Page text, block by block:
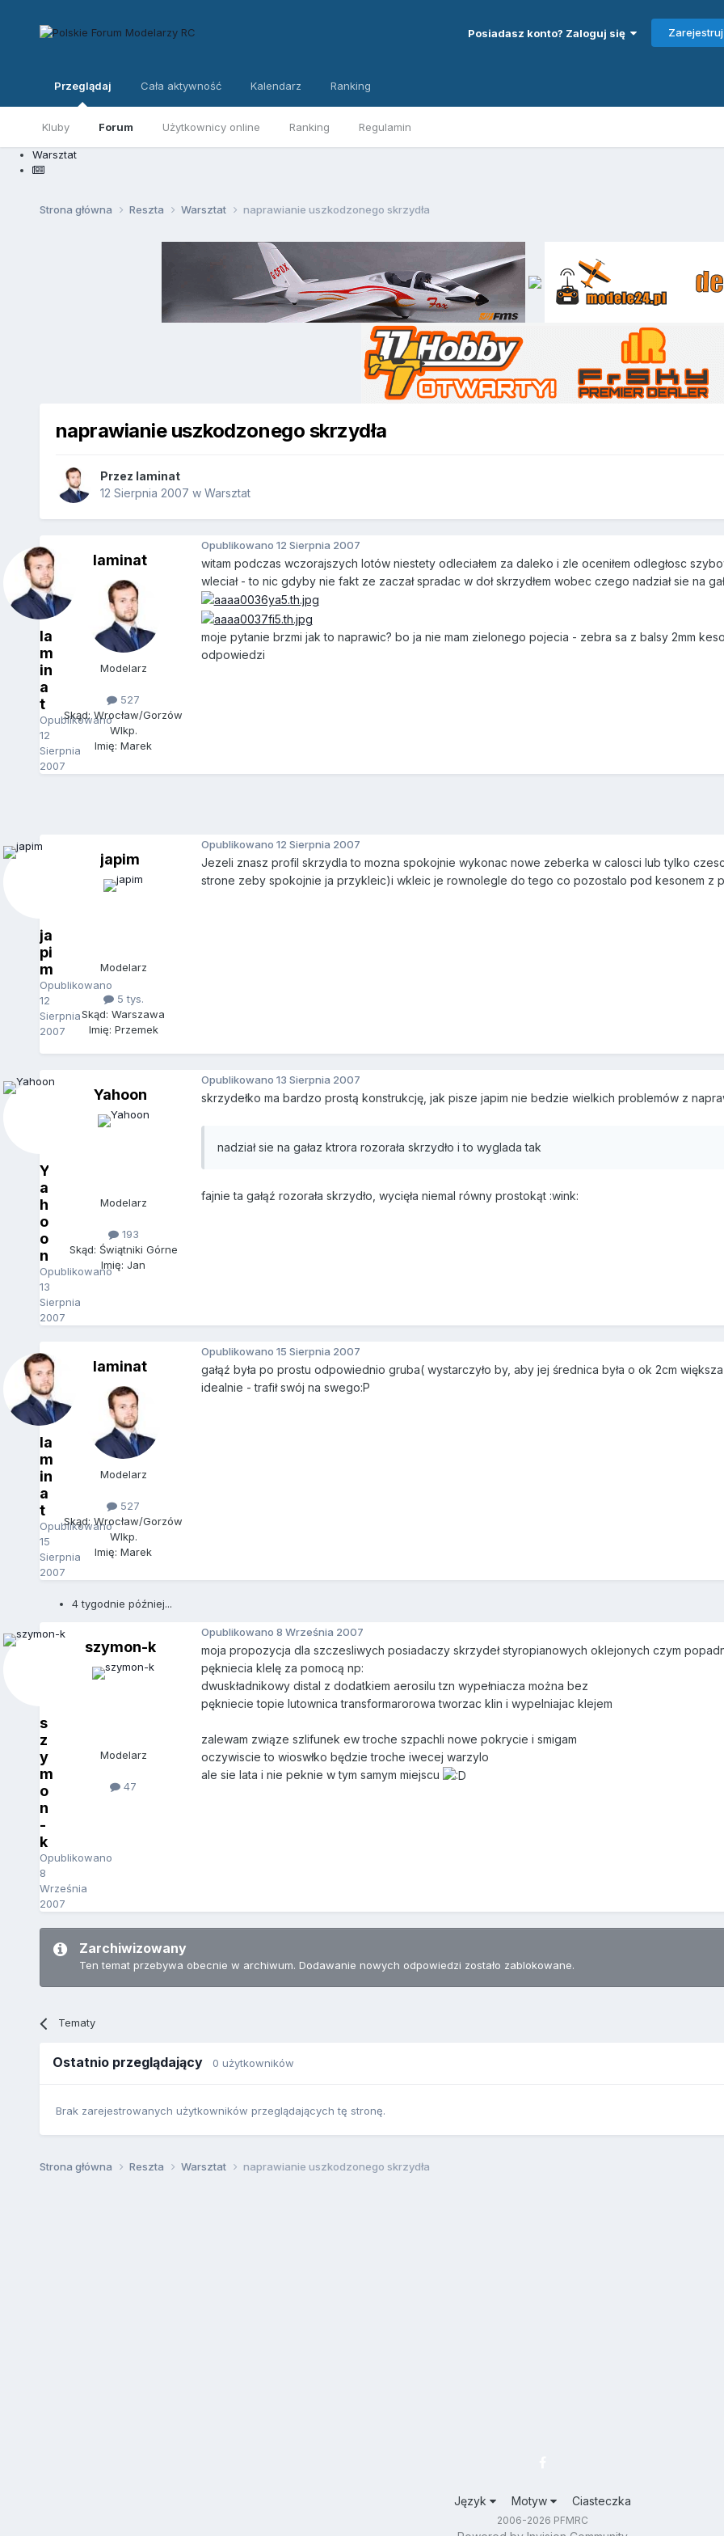
Posiadasz konto? Zaloguj się
Przeglądaj
Kluby Forum Użytkownicy online Ranking Regulamin
Cała aktywność Kalendarz Ranking
Warsztat
Strona główna Reszta Warsztat naprawianie uszkodzonego skrzydła
naprawianie uszkodzonego skrzydła
Przez laminat
12 Sierpnia 2007 w Warsztat
la
m
in
a
t
Opublikowano
12
Sierpnia
2007
laminat
Modelarz
527
Skąd: Wrocław/Gorzów
Wlkp.
Imię: Marek
Opublikowano 12 Sierpnia 2007
witam podczas wczorajszych lotów niestety odleciałem za daleko i zle oceniłem odległosc
wleciał - to nic gdyby nie fakt ze zaczał spradac w doł skrzydłem wobec czego nadział sie na
moje pytanie brzmi jak to naprawic? bo ja nie mam zielonego pojecia - zebra sa z balsy 2mm
odpowiedzi
ja
pi
m
Opublikowano
12
Sierpnia
2007
japim
Modelarz
5 tys.
Skąd: Warszawa
Imię: Przemek
Opublikowano 12 Sierpnia 2007
Jezeli znasz profil skrzydla to mozna spokojnie wykonac nowe zeberka w calosci lub tylko
strone zeby spokojnie ja przykleic)i wkleic je rownolegle do tego co pozostalo pod kesonem z
Y
a
h
o
o
n
Opublikowano
13
Sierpnia
2007
Yahoon
Modelarz
193
Skąd: Świątniki Górne
Imię: Jan
Opublikowano 13 Sierpnia 2007
skrzydełko ma bardzo prostą konstrukcję, jak pisze japim nie bedzie wielkich problemów z
nadział sie na gałaz ktrora rozorała skrzydło i to wyglada tak
fajnie ta gałąź rozorała skrzydło, wycięła niemal równy prostokąt :wink:
la
m
in
a
t
Opublikowano
15
Sierpnia
2007
laminat
Modelarz
527
Skąd: Wrocław/Gorzów
Wlkp.
Imię: Marek
Opublikowano 15 Sierpnia 2007
gałąź była po prostu odpowiednio gruba( wystarczyło by, aby jej średnica była o ok 2cm
idealnie - trafił swój na swego:P
4 tygodnie później...
s
z
y
m
o
n
-
k
Opublikowano
8
Września
2007
szymon-k
Modelarz
47
Opublikowano 8 Września 2007
moja propozycja dla szczesliwych posiadaczy skrzydeł styropianowych oklejonych czym
pękniecia klelę za pomocą np:
dwuskładnikowy distal z dodatkiem aerosilu tzn wypełniacza można bez
pękniecie topie lutownica transformarorowa tworzac klin i wypelniajac klejem
zalewam związe szlifunek ew troche szpachli nowe pokrycie i smigam
oczywiscie to wioswłko będzie troche iwecej warzylo
ale sie lata i nie peknie w tym samym miejscu
Zarchiwizowany
Ten temat przebywa obecnie w archiwum. Dodawanie nowych odpowiedzi zostało zablokowane.
Tematy
Ostatnio przeglądający 0 użytkowników
Brak zarejestrowanych użytkowników przeglądających tę stronę.
Strona główna Reszta Warsztat naprawianie uszkodzonego skrzydła
Język Motyw Ciasteczka
2006-2026 PFMRC